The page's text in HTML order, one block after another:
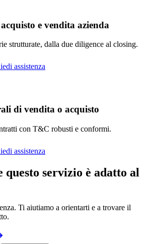
e vendita azienda
strutturate, dalla due diligence al closing.
assistenza
di vendita o acquisto
con T&C robusti e conformi.
assistenza
questo servizio è adatto al
Ti aiutiamo a orientarti e a trovare il